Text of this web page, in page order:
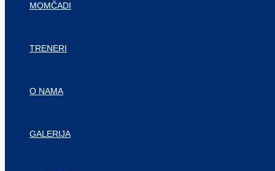
MOMČADI
TRENERI
O NAMA
GALERIJA